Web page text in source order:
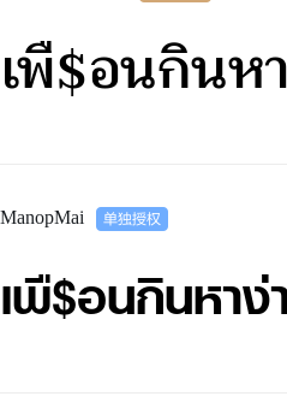
เพื$อนกินห
ManopMai
เพื$อนกินหา